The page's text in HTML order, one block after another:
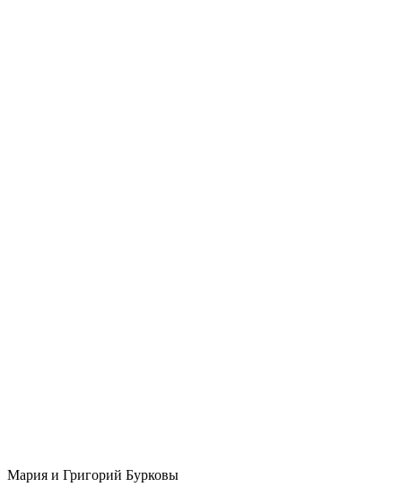
Мария и Григорий Бурковы